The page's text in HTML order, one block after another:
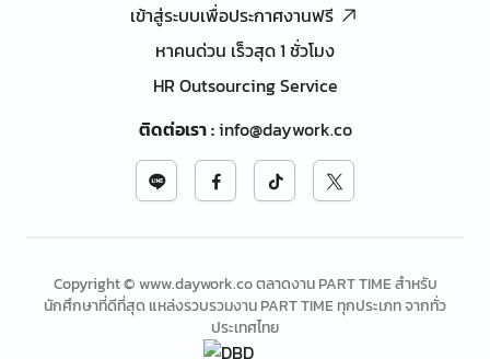
เข้าสู่ระบบเพื่อประกาศงานฟรี
หาคนด่วน เร็วสุด 1 ชั่วโมง
HR Outsourcing Service
ติดต่อเรา:info@daywork.co
Copyright © www.daywork.co ตลาดงาน PART TIME สำหรับ
นักศึกษาที่ดีที่สุด แหล่งรวบรวมงาน PART TIME ทุกประเภท จากทั่ว
ประเทศไทย